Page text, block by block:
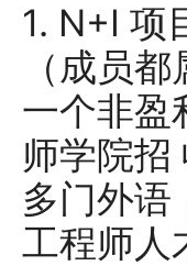
1. N+I 项
（成员
一个非盈
师学院招
多门外语
工程师人